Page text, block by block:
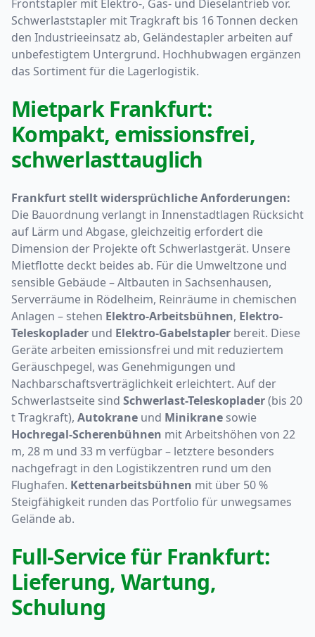
Frontstapler mit Elektro-, Gas- und Dieselantrieb vor.
Schwerlaststapler mit Tragkraft bis 16 Tonnen decken
den Industrieeinsatz ab, Geländestapler arbeiten auf
unbefestigtem Untergrund. Hochhubwagen ergänzen
das Sortiment für die Lagerlogistik.
Mietpark Frankfurt:
Kompakt, emissionsfrei,
schwerlasttauglich
Frankfurt stellt widersprüchliche Anforderungen:
Die Bauordnung verlangt in Innenstadtlagen Rücksicht
auf Lärm und Abgase, gleichzeitig erfordert die
Dimension der Projekte oft Schwerlastgerät. Unsere
Mietflotte deckt beides ab. Für die Umweltzone und
sensible Gebäude – Altbauten in Sachsenhausen,
Serverräume in Rödelheim, Reinräume in chemischen
Anlagen – stehen Elektro-Arbeitsbühnen, Elektro-
Teleskoplader und Elektro-Gabelstapler bereit. Diese
Geräte arbeiten emissionsfrei und mit reduziertem
Geräuschpegel, was Genehmigungen und
Nachbarschaftsverträglichkeit erleichtert. Auf der
Schwerlastseite sind Schwerlast-Teleskoplader(bis 20
t Tragkraft), Autokrane und Minikrane sowie
Hochregal-Scherenbühnen mit Arbeitshöhen von 22
m, 28 m und 33 m verfügbar – letztere besonders
nachgefragt in den Logistikzentren rund um den
Flughafen. Kettenarbeitsbühnen mit über 50 %
Steigfähigkeit runden das Portfolio für unwegsames
Gelände ab.
Full-Service für Frankfurt:
Lieferung, Wartung,
Schulung